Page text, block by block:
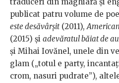
traduceri din maghiară și
publicat patru volume de
este desăvârşit(2011),
(2015) şi adevăratul băiat de
și Mihai Iovănel, unele din
glam („totul e party,
crom, nasuri pudrate”),